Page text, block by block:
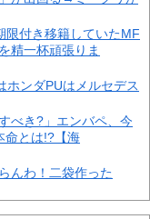
限付き移籍していたMF
精一杯頑張りま
ホンダPUはメルセデス
べき?」エンバペ、今
命とは!?【海
んわ！二袋作った